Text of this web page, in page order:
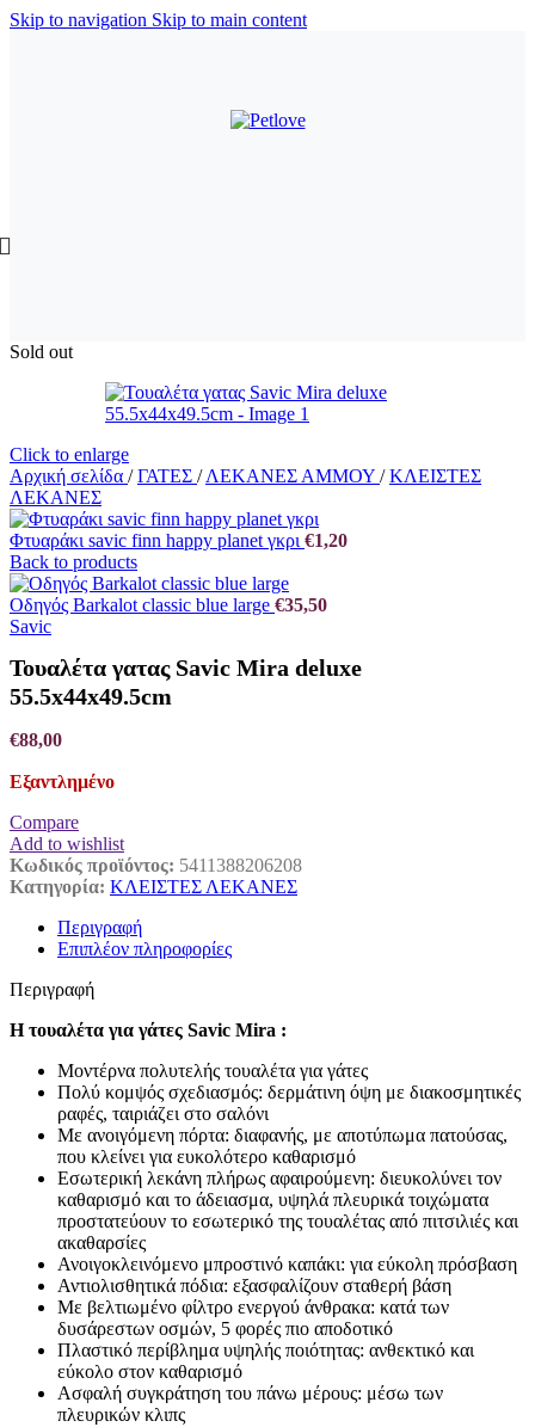
Skip to navigation Skip to main content
Sold out
Click to enlarge
Αρχική σελίδα / ΓΑΤΕΣ / ΛΕΚΑΝΕΣ ΑΜΜΟΥ / ΚΛΕΙΣΤΕΣ
ΛΕΚΑΝΕΣ
Φτυαράκι savic finn happy planet γκρι €1,20
Back to products
Οδηγός Barkalot classic blue large €35,50
Savic
Τουαλέτα γατας Savic Mira deluxe
55.5x44x49.5cm
€88,00
Εξαντλημένο
Compare
Add to wishlist
Κωδικός προϊόντος: 5411388206208
Κατηγορία: ΚΛΕΙΣΤΕΣ ΛΕΚΑΝΕΣ
Περιγραφή
Επιπλέον πληροφορίες
Περιγραφή
Η τουαλέτα για γάτες Savic Mira :
Μοντέρνα πολυτελής τουαλέτα για γάτες
Πολύ κομψός σχεδιασμός: δερμάτινη όψη με διακοσμητικές
ραφές, ταιριάζει στο σαλόνι
Με ανοιγόμενη πόρτα: διαφανής, με αποτύπωμα πατούσας,
που κλείνει για ευκολότερο καθαρισμό
Εσωτερική λεκάνη πλήρως αφαιρούμενη: διευκολύνει τον
καθαρισμό και το άδειασμα, υψηλά πλευρικά τοιχώματα
προστατεύουν το εσωτερικό της τουαλέτας από πιτσιλιές και
ακαθαρσίες
Ανοιγοκλεινόμενο μπροστινό καπάκι: για εύκολη πρόσβαση
Αντιολισθητικά πόδια: εξασφαλίζουν σταθερή βάση
Με βελτιωμένο φίλτρο ενεργού άνθρακα: κατά των
δυσάρεστων οσμών, 5 φορές πιο αποδοτικό
Πλαστικό περίβλημα υψηλής ποιότητας: ανθεκτικό και
εύκολο στον καθαρισμό
Ασφαλή συγκράτηση του πάνω μέρους: μέσω των
πλευρικών κλιπς